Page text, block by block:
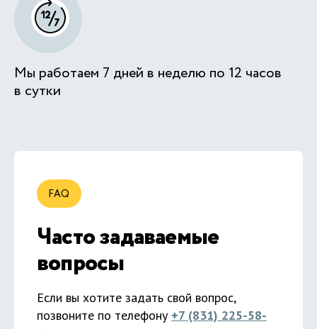
Мы работаем 7 дней в неделю по 12 часов
в сутки
FAQ
Часто задаваемые
вопросы
Если вы хотите задать свой вопрос,
позвоните по телефону +7 (831) 225-58-